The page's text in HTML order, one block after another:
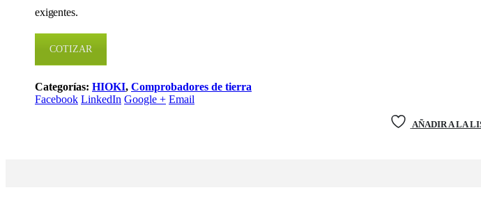
exigentes.
COTIZAR
Categorías: HIOKI, Comprobadores de tierra
Facebook LinkedIn Google + Email
AÑADIR A LA